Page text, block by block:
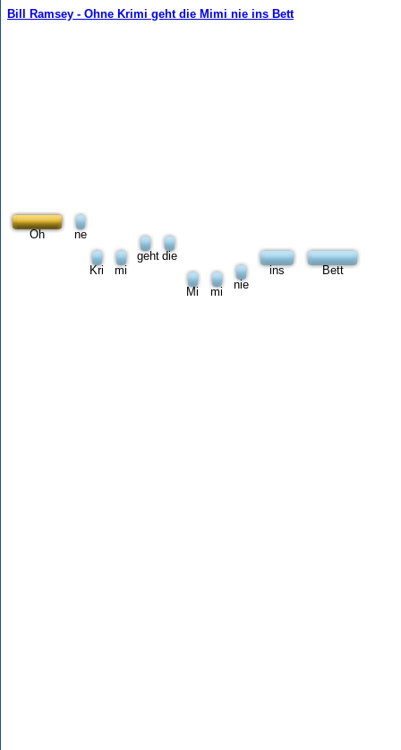
Bill Ramsey - Ohne Krimi geht die Mimi nie ins Bett
Oh ne
Kri mi
geht die
Mi mi
nie
ins Bett